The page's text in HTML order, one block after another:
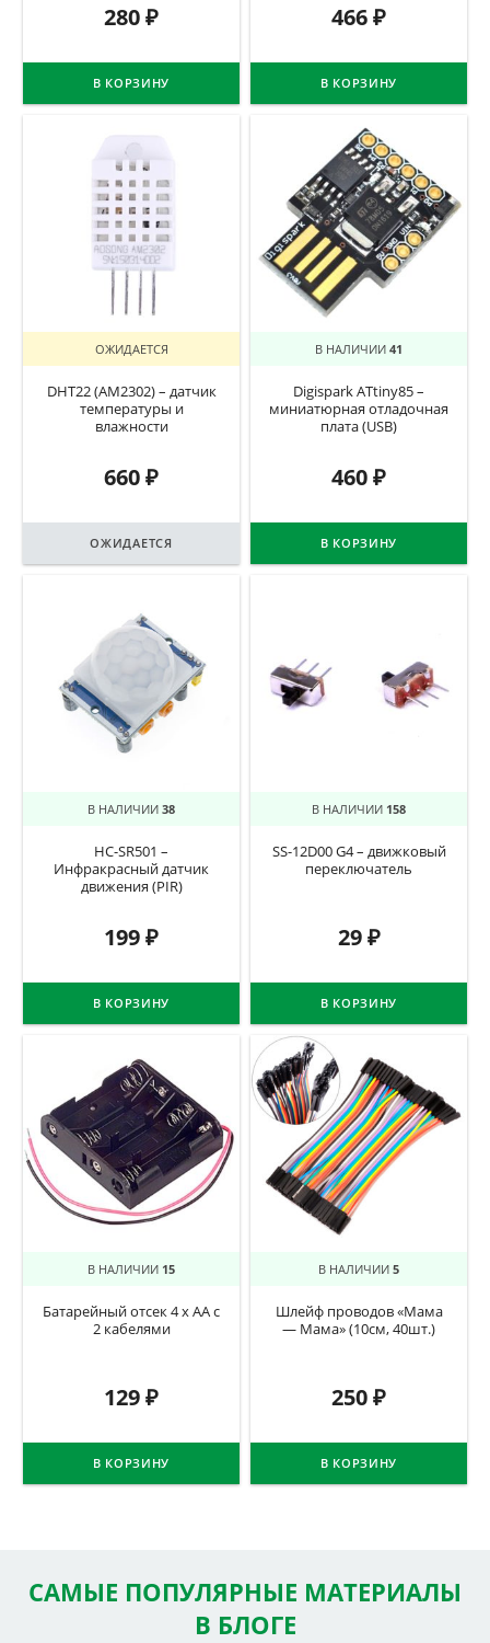
280₽
В КОРЗИНУ
466₽
В КОРЗИНУ
ОЖИДАЕТСЯ
DHT22 (AM2302) – датчик
температуры и
влажности
660₽
ОЖИДАЕТСЯ
В НАЛИЧИИ 41
Digispark ATtiny85 –
миниатюрная отладочная
плата (USB)
460₽
В КОРЗИНУ
В НАЛИЧИИ 38
HC-SR501 –
Инфракрасный датчик
движения (PIR)
199₽
В КОРЗИНУ
В НАЛИЧИИ 158
SS-12D00 G4 – движковый
переключатель
29₽
В КОРЗИНУ
В НАЛИЧИИ 15
Батарейный отсек 4 х АА с
2 кабелями
129₽
В КОРЗИНУ
В НАЛИЧИИ 5
Шлейф проводов «Мама
— Мама» (10см, 40шт.)
250₽
В КОРЗИНУ
САМЫЕ ПОПУЛЯРНЫЕ МАТЕРИАЛЫ
В БЛОГЕ